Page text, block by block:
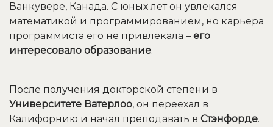
Ванкувере, Канада. С юных лет он увлекался
математикой и программированием, но карьера
программиста его не привлекала – его
интересовало образование.
После получения докторской степени в
Университете Ватерлоо, он переехал в
Калифорнию и начал преподавать в Стэнфорде.